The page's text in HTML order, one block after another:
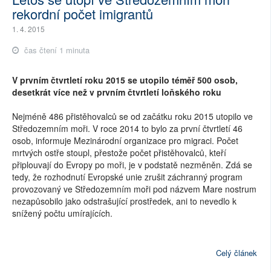
rekordní počet imigrantů
1. 4. 2015
čas čtení 1 minuta
V prvním čtvrtletí roku 2015 se utopilo téměř 500 osob,
desetkrát více než v prvním čtvrtletí loňského roku
Nejméně 486 přistěhovalců se od začátku roku 2015 utopilo ve
Středozemním moři. V roce 2014 to bylo za první čtvrtletí 46
osob, informuje Mezinárodní organizace pro migraci. Počet
mrtvých ostře stoupl, přestože počet přistěhovalců, kteří
připlouvají do Evropy po moři, je v podstatě nezměněn. Zdá se
tedy, že rozhodnutí Evropské unie zrušit záchranný program
provozovaný ve Středozemním moři pod názvem Mare nostrum
nezapůsobilo jako odstrašující prostředek, ani to nevedlo k
snížený počtu umírajících.
Celý článek